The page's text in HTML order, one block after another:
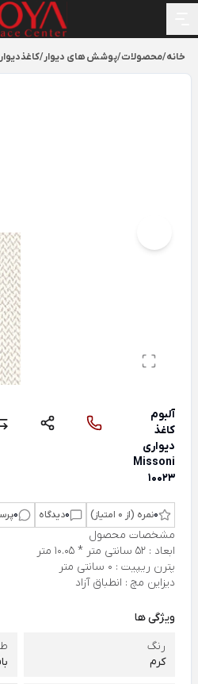
خانه/محصولات/پوشش های دیوار/
آلبوم
کاغذ
دیواری
Missoni
10023
0نمره (از 0 امتیاز) 0دیدگاه 0
مشخصات محصول
ابعاد : 52 سانتی متر * 10.05 متر
پترن ریپیت : 0 سانتی متر
دیزاین مچ : انطباق آزاد
ویژگی ها
رنگ
کرم